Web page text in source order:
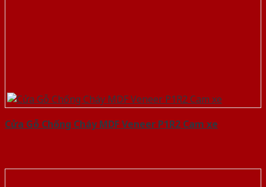
Cửa Gỗ Chống Cháy MDF Veneer P1R2 Cam xe